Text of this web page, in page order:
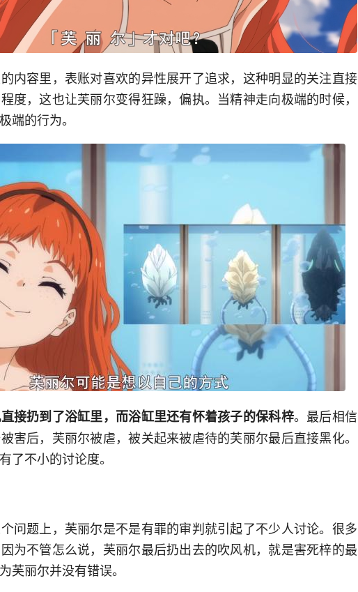
内容里，表账对喜欢的异性展开了追求，这种明显的关注直接
度，这也让芙丽尔变得狂躁，偏执。当精神走向极端的时候，
端的行为。
接扔到了浴缸里，而浴缸里还有怀着孩子的保科梓。最后相信
害后，芙丽尔被虐，被关起来被虐待的芙丽尔最后直接黑化。
了不小的讨论度。
问题上，芙丽尔是不是有罪的审判就引起了不少人讨论。很多
为不管怎么说，芙丽尔最后扔出去的吹风机，就是害死梓的最
芙丽尔并没有错误。